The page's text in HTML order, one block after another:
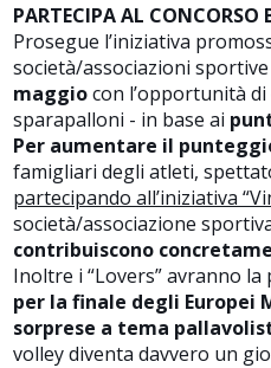
PARTECIPA AL CONCORSO
Prosegue l’iniziativa
società/associazioni
maggiocon l’opportunità
sparapalloni - in base ai
Per aumentare il
famigliari degli atleti,
partecipando all’iniziativa
società/associazione
contribuiscono
Inoltre i “Lovers” avranno la
per la finale degli
sorprese a tema
volley diventa davvero un